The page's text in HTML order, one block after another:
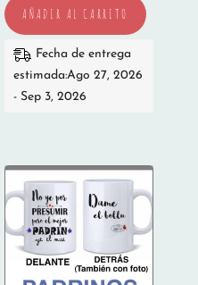
AÑADIR AL CARRITO
Fecha de entrega
estimada:Ago 27, 2026
- Sep 3, 2026